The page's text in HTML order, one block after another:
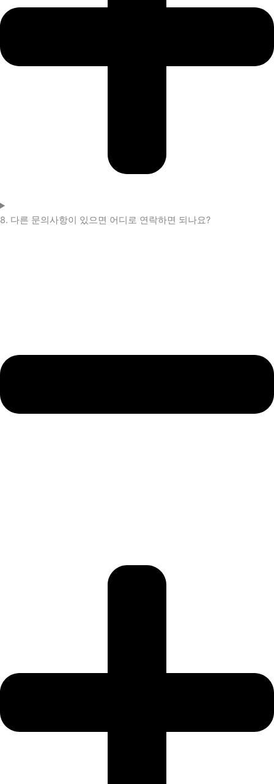
8. 다른 문의사항이 있으면 어디로 연락하면 되나요?